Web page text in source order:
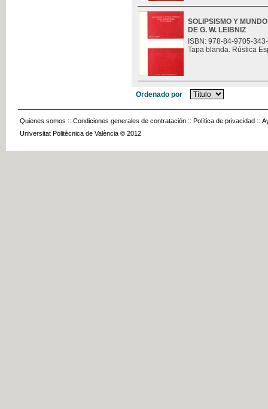
SOLIPSISMO Y
DE G. W. LEIBNIZ
ISBN: 978-84-9705-
Tapa blanda. Rústica
Ordenado por
Quienes somos :: Condiciones generales de contratación :: Política de privacidad ::
Universitat Politècnica de València © 2012